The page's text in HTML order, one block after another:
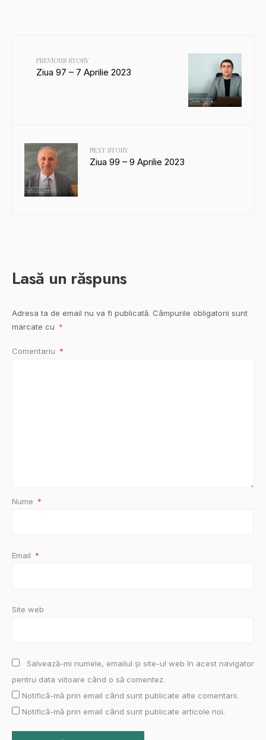
PREVIOUS STORY
Ziua 97 – 7 Aprilie 2023
NEXT STORY
Ziua 99 – 9 Aprilie 2023
Lasă un răspuns
Adresa ta de email nu va fi publicată. Câmpurile obligatorii sunt
marcate cu *
Comentariu *
Nume *
Email *
Site web
Salvează-mi numele, emailul și site-ul web în acest navigator
pentru data viitoare când o să comentez.
Notifică-mă prin email când sunt publicate alte comentarii.
Notifică-mă prin email când sunt publicate articole noi.